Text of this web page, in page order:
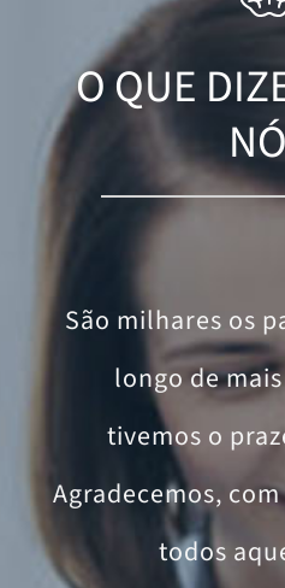
O QUE
São milhares os
longo de
tivemos o
Agradecemos,
todos